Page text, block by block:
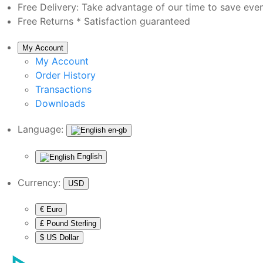
Free Delivery: Take advantage of our time to save
Free Returns * Satisfaction guaranteed
My Account
My Account
Order History
Transactions
Downloads
Language: en-gb
English
Currency: USD
€ Euro
£ Pound Sterling
$ US Dollar